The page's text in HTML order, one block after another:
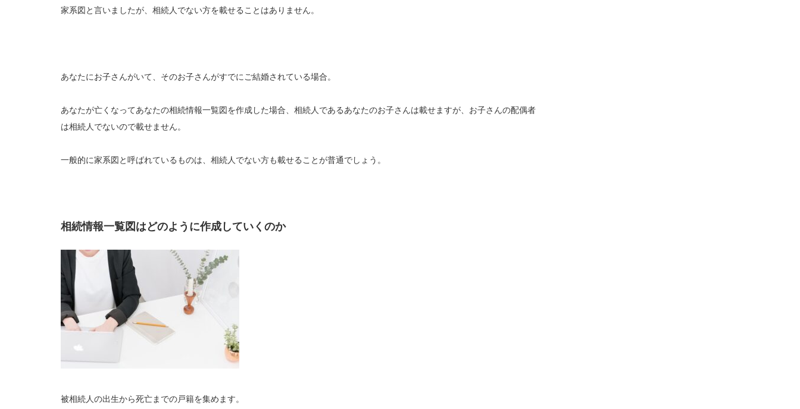
家系図と言いましたが、相続人でない方を載せることはありません。
あなたにお子さんがいて、そのお子さんがすでにご結婚されている場合。
あなたが亡くなってあなたの相続情報一覧図を作成した場合、相続人であるあなたのお子さんは載せますが、お子さんの配偶者
は相続人でないので載せません。
一般的に家系図と呼ばれているものは、相続人でない方も載せることが普通でしょう。
相続情報一覧図はどのように作成していくのか
被相続人の出生から死亡までの戸籍を集めます。